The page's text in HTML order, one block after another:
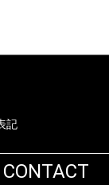
記
CONTACT